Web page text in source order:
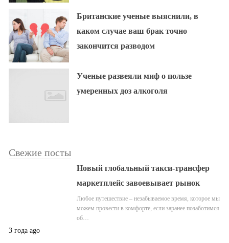
Британские ученые выяснили, в
каком случае ваш брак точно
закончится разводом
Ученые развеяли миф о пользе
умеренных доз алкоголя
Свежие посты
Новый глобальный такси-трансфер
маркетплейс завоевывает рынок
Любое путешествие – незабываемое время, которое мы
можем провести в комфорте, если заранее позаботимся
об…
3 года ago